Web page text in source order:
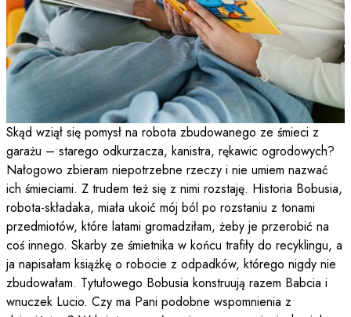
Skąd wziął się pomysł na robota zbudowanego ze śmieci z
garażu – starego odkurzacza, kanistra, rękawic ogrodowych?
Nałogowo zbieram niepotrzebne rzeczy i nie umiem nazwać
ich śmieciami. Z trudem też się z nimi rozstaję. Historia Bobusia,
robota-składaka, miała ukoić mój ból po rozstaniu z tonami
przedmiotów, które latami gromadziłam, żeby je przerobić na
coś innego. Skarby ze śmietnika w końcu trafiły do recyklingu, a
ja napisałam książkę o robocie z odpadków, którego nigdy nie
zbudowałam. Tytułowego Bobusia konstruują razem Babcia i
wnuczek Lucio. Czy ma Pani podobne wspomnienia z